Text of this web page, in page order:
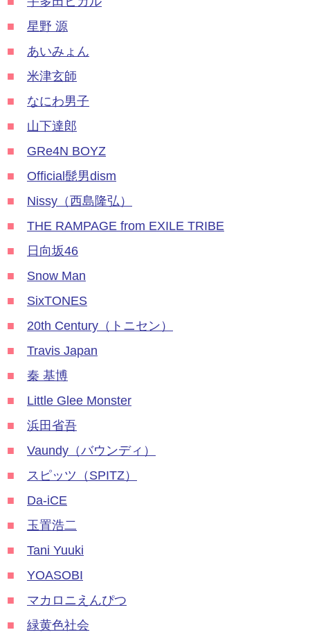
■
星野 源
■
あいみょん
■
米津玄師
■
なにわ男子
■
山下達郎
■
GRe4N BOYZ
■
Official髭男dism
■
Nissy（西島隆弘）
■
THE RAMPAGE from EXILE TRIBE
■
日向坂46
■
Snow Man
■
SixTONES
■
20th Century（トニセン）
■
Travis Japan
■
秦 基博
■
Little Glee Monster
■
浜田省吾
■
Vaundy（バウンディ）
■
スピッツ（SPITZ）
■
Da-iCE
■
玉置浩二
■
Tani Yuuki
■
YOASOBI
■
マカロニえんぴつ
■
緑黄色社会